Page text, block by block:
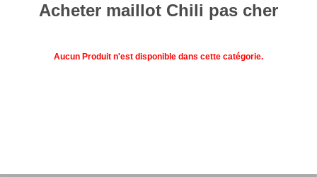
Acheter maillot Chili pas cher
Aucun Produit n'est disponible dans cette catégorie.